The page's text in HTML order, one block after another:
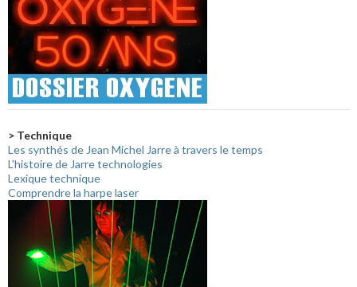
> Technique
Les synthés de Jean Michel Jarre à travers le temps
L'histoire de Jarre technologies
Lexique technique
Comprendre la harpe laser